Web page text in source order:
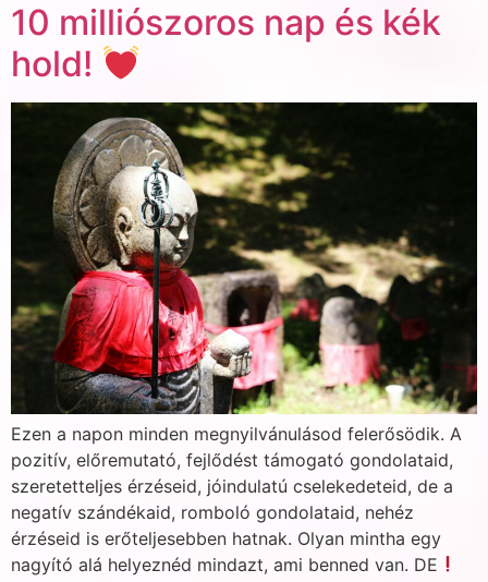
10 milliószoros nap és kék
hold!
Ezen a napon minden megnyilvánulásod felerősödik. A
pozitív, előremutató, fejlődést támogató gondolataid,
szeretetteljes érzéseid, jóindulatú cselekedeteid, de a
negatív szándékaid, romboló gondolataid, nehéz
érzéseid is erőteljesebben hatnak. Olyan mintha egy
nagyító alá helyeznéd mindazt, ami benned van. DE